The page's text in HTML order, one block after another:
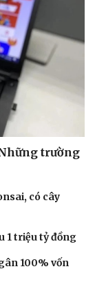
trường
có cây
1 triệu tỷ đồng
100% vốn